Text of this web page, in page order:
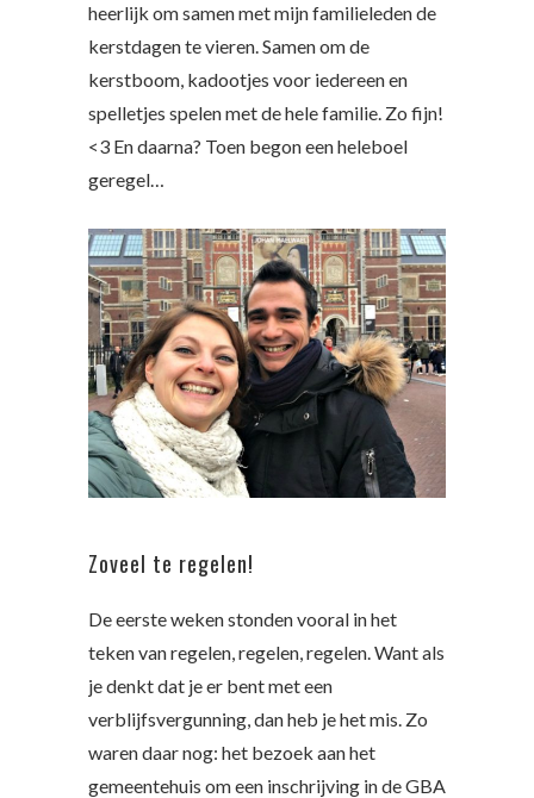
heerlijk om samen met mijn familieleden de
kerstdagen te vieren. Samen om de
kerstboom, kadootjes voor iedereen en
spelletjes spelen met de hele familie. Zo fijn!
<3 En daarna? Toen begon een heleboel
geregel…
Zoveel te regelen!
De eerste weken stonden vooral in het
teken van regelen, regelen, regelen. Want als
je denkt dat je er bent met een
verblijfsvergunning, dan heb je het mis. Zo
waren daar nog: het bezoek aan het
gemeentehuis om een inschrijving in de GBA